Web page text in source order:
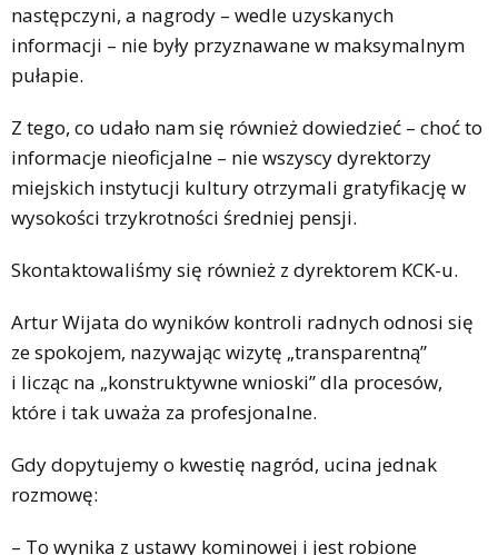
następczyni, a nagrody – wedle uzyskanych
informacji – nie były przyznawane w maksymalnym
pułapie.
Z tego, co udało nam się również dowiedzieć – choć to
informacje nieoficjalne – nie wszyscy dyrektorzy
miejskich instytucji kultury otrzymali gratyfikację w
wysokości trzykrotności średniej pensji.
Skontaktowaliśmy się również z dyrektorem KCK-u.
Artur Wijata do wyników kontroli radnych odnosi się
ze spokojem, nazywając wizytę „transparentną”
i licząc na „konstruktywne wnioski” dla procesów,
które i tak uważa za profesjonalne.
Gdy dopytujemy o kwestię nagród, ucina jednak
rozmowę:
– To wynika z ustawy kominowej i jest robione